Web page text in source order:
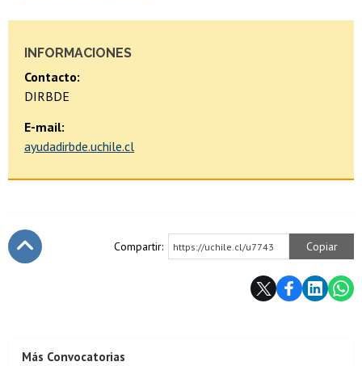
INFORMACIONES
Contacto:
DIRBDE
E-mail:
ayudadirbde.uchile.cl
Compartir: https://uchile.cl/u7743 Copiar
Más Convocatorias